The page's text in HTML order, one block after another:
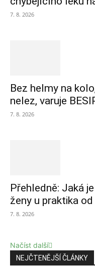
7. 8. 2026
Bez helmy na
nelez, varuje
7. 8. 2026
Přehledně: Jaká
ženy u praktika od
7. 8. 2026
Načíst další
NEJČTENĚJŠÍ ČLÁNKY